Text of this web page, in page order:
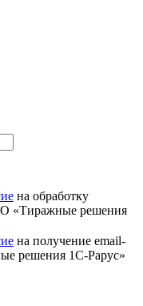
на обработку
«Тиражные решения
на получение email-
решения 1С-Рарус»